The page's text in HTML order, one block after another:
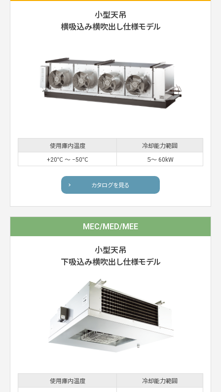
小型天吊
横吸込み横吹出し仕様モデル
使用庫内温度
冷却能力範囲
+20℃ 〜 −50℃
５〜 60kW
カタログを見る
MEC/MED/MEE
小型天吊
下吸込み横吹出し仕様モデル
使用庫内温度
冷却能力範囲